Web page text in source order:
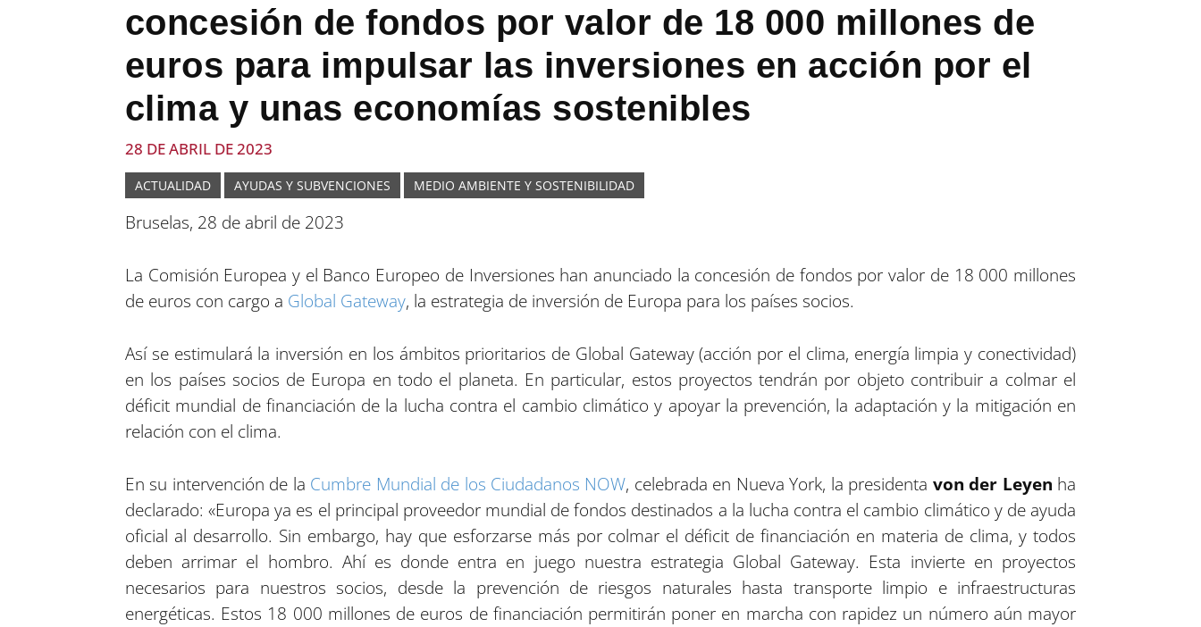
concesión de fondos por valor de 18 000 millones de
euros para impulsar las inversiones en acción por el
clima y unas economías sostenibles
28 DE ABRIL DE 2023
ACTUALIDAD AYUDAS Y SUBVENCIONES MEDIO AMBIENTE Y SOSTENIBILIDAD
Bruselas, 28 de abril de 2023
La Comisión Europea y el Banco Europeo de Inversiones han anunciado la concesión de fondos por valor de 18 000 millones
de euros con cargo a Global Gateway, la estrategia de inversión de Europa para los países socios.
Así se estimulará la inversión en los ámbitos prioritarios de Global Gateway (acción por el clima, energía limpia y conectividad)
en los países socios de Europa en todo el planeta. En particular, estos proyectos tendrán por objeto contribuir a colmar el
déficit mundial de financiación de la lucha contra el cambio climático y apoyar la prevención, la adaptación y la mitigación en
relación con el clima.
En su intervención de la Cumbre Mundial de los Ciudadanos NOW, celebrada en Nueva York, la presidenta von der Leyen ha
declarado: «Europa ya es el principal proveedor mundial de fondos destinados a la lucha contra el cambio climático y de ayuda
oficial al desarrollo. Sin embargo, hay que esforzarse más por colmar el déficit de financiación en materia de clima, y todos
deben arrimar el hombro. Ahí es donde entra en juego nuestra estrategia Global Gateway. Esta invierte en proyectos
necesarios para nuestros socios, desde la prevención de riesgos naturales hasta transporte limpio e infraestructuras
energéticas. Estos 18 000 millones de euros de financiación permitirán poner en marcha con rapidez un número aún mayor